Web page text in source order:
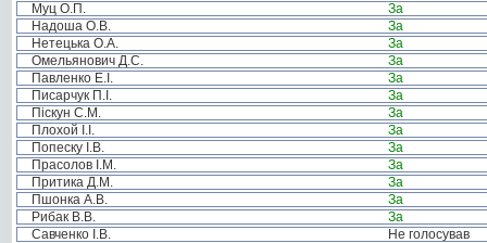
Муц О.П.
За
Надоша О.В.
За
Нетецька О.А.
За
Омельянович Д.С.
За
Павленко Е.І.
За
Писарчук П.І.
За
Піскун С.М.
За
Плохой І.І.
За
Попеску І.В.
За
Прасолов І.М.
За
Притика Д.М.
За
Пшонка А.В.
За
Рибак В.В.
За
Савченко І.В.
Не голосував